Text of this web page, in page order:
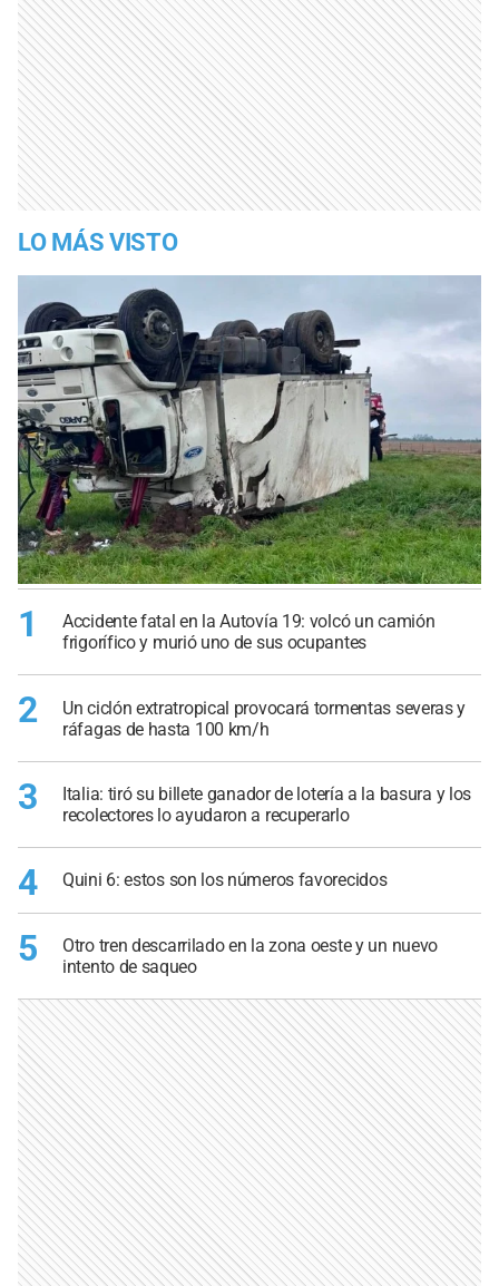
LO MÁS VISTO
1
Accidente fatal en la Autovía 19: volcó un camión
frigorífico y murió uno de sus ocupantes
2
Un ciclón extratropical provocará tormentas severas y
ráfagas de hasta 100 km/h
3
Italia: tiró su billete ganador de lotería a la basura y los
recolectores lo ayudaron a recuperarlo
4 Quini 6: estos son los números favorecidos
5
Otro tren descarrilado en la zona oeste y un nuevo
intento de saqueo